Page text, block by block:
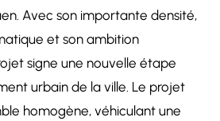
Avec son importante densité,
et son ambition
signe une nouvelle étape
urbain de la ville. Le projet
homogène, véhiculant une